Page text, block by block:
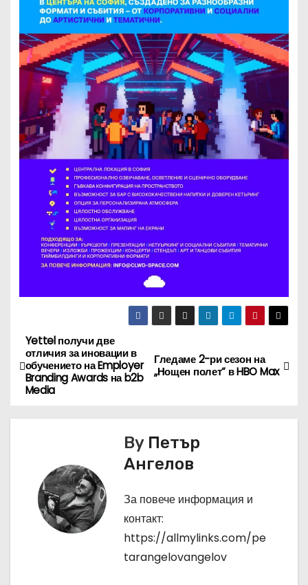
Н
а
Гледаме 2-ри сезон на
„Нощен полет“ в HBO Max
Yettel получи две
отличия за иновации в
обучението на Employer
Branding Awards на b2b
Media
By Петър
Ангелов
За повече информация и
контакт:
https://allmylinks.com/pe
tarangelovangelov